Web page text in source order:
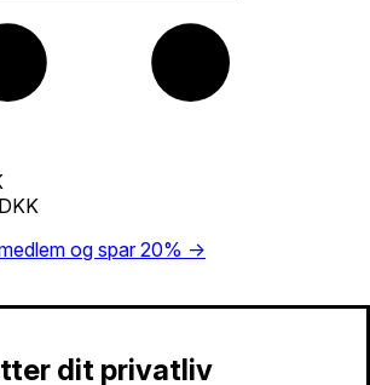
og spar 20% →
dit privatliv